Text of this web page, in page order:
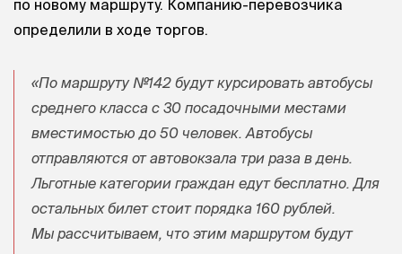
по новому маршруту. Компанию-перевозчика
определили в ходе торгов.
«По маршруту №142 будут курсировать автобусы
среднего класса с 30 посадочными местами
вместимостью до 50 человек. Автобусы
отправляются от автовокзала три раза в день.
Льготные категории граждан едут бесплатно. Для
остальных билет стоит порядка 160 рублей.
Мы рассчитываем, что этим маршрутом будут